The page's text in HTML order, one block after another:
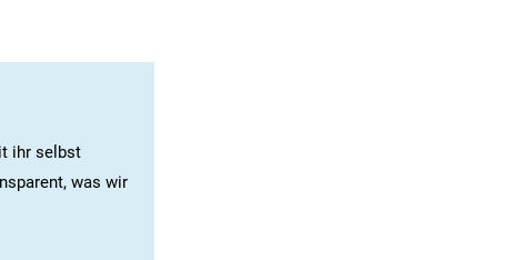
ihr selbst
was wir